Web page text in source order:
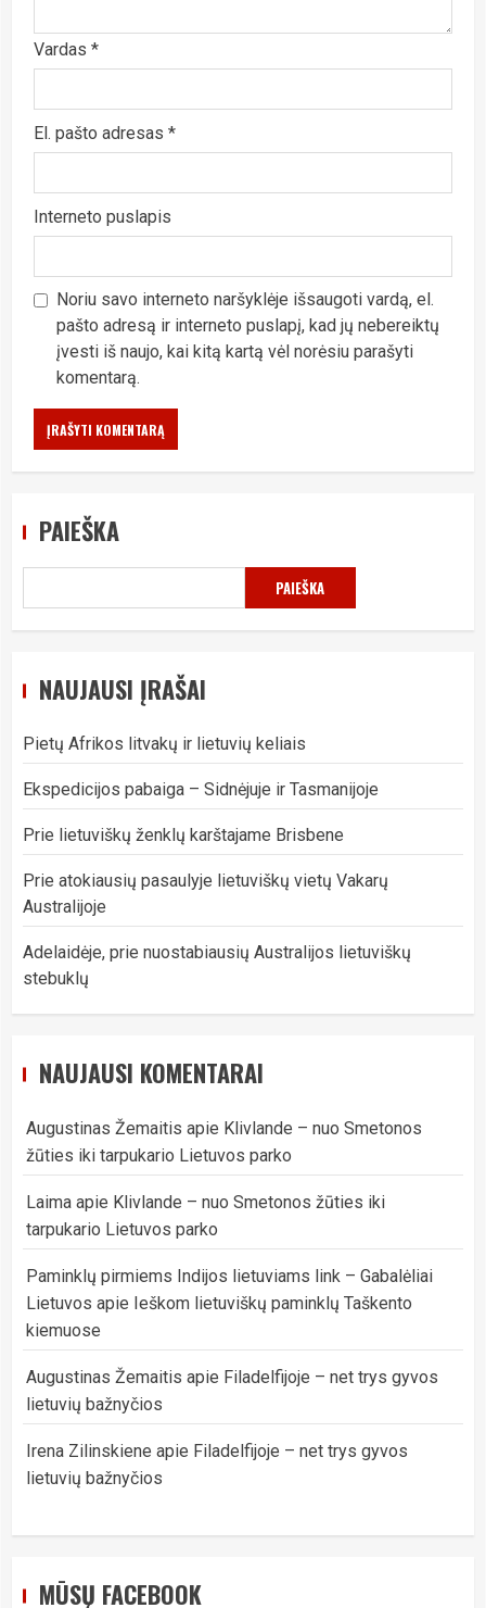
Vardas *
El. pašto adresas *
Interneto puslapis
Noriu savo interneto naršyklėje išsaugoti vardą, el.
pašto adresą ir interneto puslapį, kad jų nebereiktų
įvesti iš naujo, kai kitą kartą vėl norėsiu parašyti
komentarą.
PAIEŠKA
PAIEŠKA
NAUJAUSI ĮRAŠAI
Pietų Afrikos litvakų ir lietuvių keliais
Ekspedicijos pabaiga – Sidnėjuje ir Tasmanijoje
Prie lietuviškų ženklų karštajame Brisbene
Prie atokiausių pasaulyje lietuviškų vietų Vakarų
Australijoje
Adelaidėje, prie nuostabiausių Australijos lietuviškų
stebuklų
NAUJAUSI KOMENTARAI
Augustinas Žemaitis apie Klivlande – nuo Smetonos
žūties iki tarpukario Lietuvos parko
Laima apie Klivlande – nuo Smetonos žūties iki
tarpukario Lietuvos parko
Paminklų pirmiems Indijos lietuviams link – Gabalėliai
Lietuvos apie Ieškom lietuviškų paminklų Taškento
kiemuose
Augustinas Žemaitis apie Filadelfijoje – net trys gyvos
lietuvių bažnyčios
Irena Zilinskiene apie Filadelfijoje – net trys gyvos
lietuvių bažnyčios
MŪSŲ FACEBOOK